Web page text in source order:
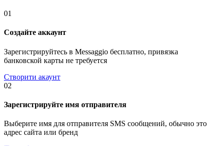
01
Создайте аккаунт
Зарегистрируйтесь в Messaggio бесплатно, привязка
банковской карты не требуется
Створити акаунт
02
Зарегистрируйте имя отправителя
Выберите имя для отправителя SMS сообщений, обычно это
адрес сайта или бренд